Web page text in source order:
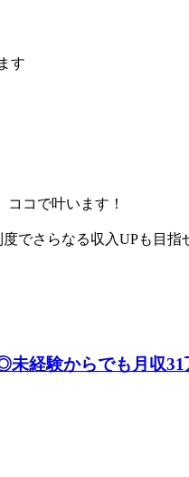
す
コで叶います！
でさらなる収入UPも目
未経験からでも月